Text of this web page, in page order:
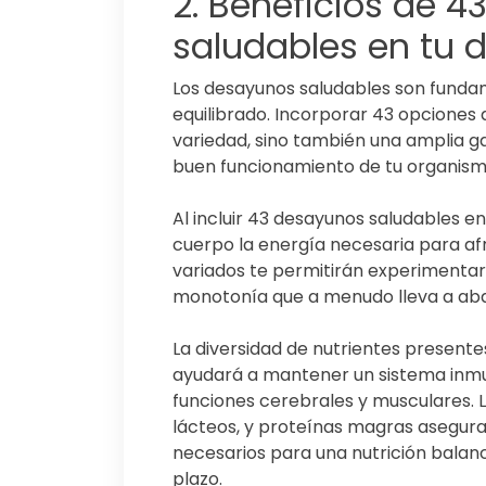
saludables en tu
Los desayunos saludables son
equilibrado. Incorporar 43
variedad, sino también una amplia
buen funcionamiento de tu
Al incluir 43 desayunos saludables
cuerpo la energía necesaria para
variados te permitirán
monotonía que a menudo lleva a
La diversidad de nutrientes
ayudará a mantener un sistema
funciones cerebrales y musculares.
lácteos, y proteínas magras
necesarios para una nutrición
plazo.